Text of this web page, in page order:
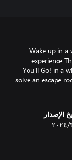
Wake up in a
experience
You’ll Go! in a
solve an escape
الإصدار